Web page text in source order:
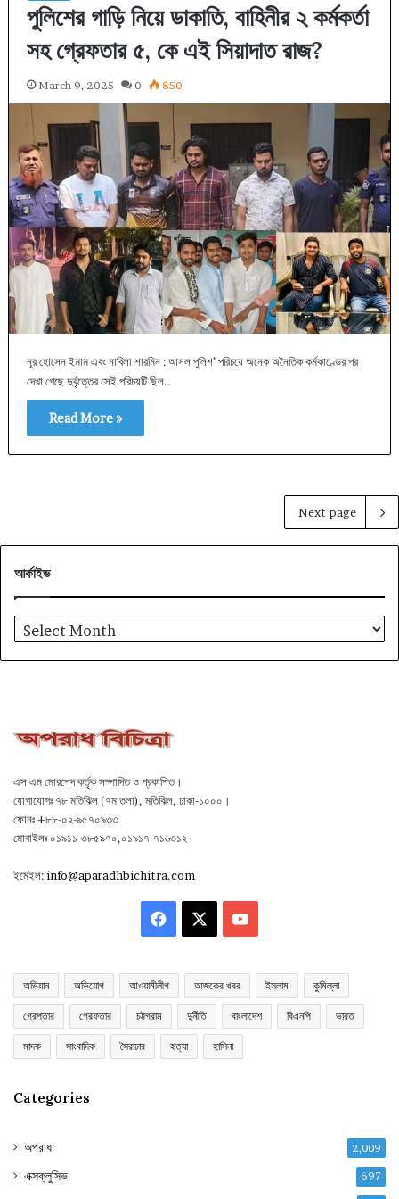
পুলিশের গাড়ি নিয়ে ডাকাতি, বাহিনীর ২ কর্মকর্তা
সহ গ্রেফতার ৫, কে এই সিয়াদাত রাজ?
March 9, 2025 0 850
নূর হোসেন ইমাম এবং নাবিলা শারমিন : আসল পুলিশ’ পরিচয়ে অনেক অনৈতিক কর্মকাণ্ডের পর
দেখা গেছে দুর্বৃত্তের সেই পরিচয়টি ছিল…
Read More »
Next page
আর্কাইভ
আর্কাইভ
এস এম মোরশেদ কর্তৃক সম্পাদিত ও প্রকাশিত।
যোগাযোগঃ ৭৮ মতিঝিল (৭ম তলা), মতিঝিল, ঢাকা-১০০০।
ফোনঃ +৮৮-০২-৯৫৭০৯৩৩
মোবাইলঃ ০১৯১১-৩৮৫৯৭০,০১৯১৭-৭১৬৩১২
ইমেইল:info@aparadhbichitra.com
Facebook YouTube
অভিযান অভিযোগ আওয়ামীলীগ আজকের খবর ইসলাম কুমিল্লা
গ্রেপ্তার গ্রেফতার চট্টগ্রাম দুর্নীতি বাংলাদেশ বিএনপি ভারত
মাদক সাংবাদিক সৈরাচার হত্যা হাসিনা
Categories
অপরাধ 2,009
এক্সক্লুসিভ 697